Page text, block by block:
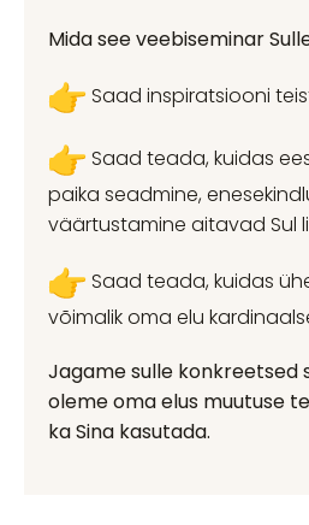
Mida see veebiseminar
Saad inspiratsiooni
Saad teada, kuidas
paika seadmine,
väärtustamine aitavad Sul
Saad teada, kuidas
võimalik oma elu
Jagame sulle konkreetsed
oleme oma elus muutuse
ka Sina kasutada.